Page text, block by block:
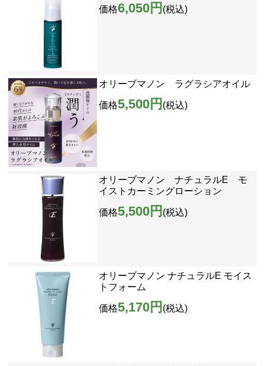
価格6,050円 (税込)
オリーブマノン ラグラシアオイル
価格5,500円 (税込)
オリーブマノン ナチュラルE モ
イストカーミングローション
価格5,500円 (税込)
オリーブマノン ナチュラルE モイス
トフォーム
価格5,170円 (税込)